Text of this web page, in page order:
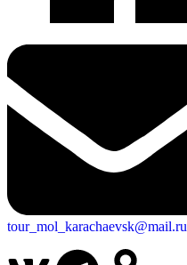
tour_mol_karachaevsk@mail.ru